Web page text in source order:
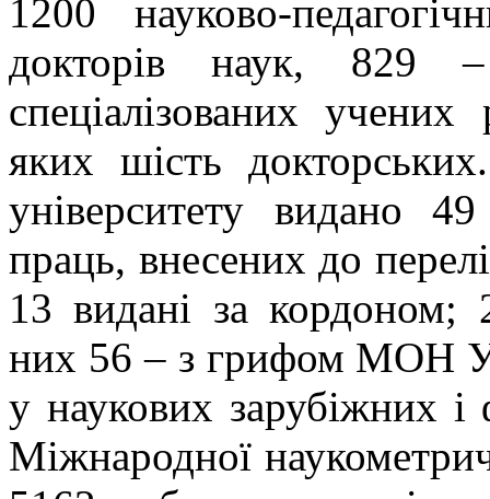
1200 науково-
докторів наук, 829
спеціалізованих
яких шість
університету видано 49
праць, внесених до
13 видані за кордоном;
них 56 – з грифом МОН
у наукових зарубіжних
Міжнародної